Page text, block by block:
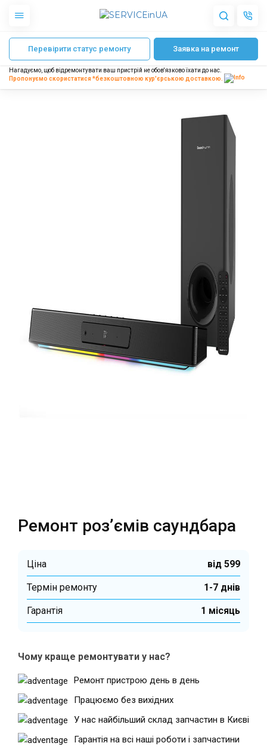
Apple
Гаджети
Акустика
Театральна
м. Київ, вул. Хрещатик 44-A м. Київ, вул. Анни Ахматової, 30
Оболонь
м. Київ, ТЦ LAKE PLAZA, вул. Героїв
Палац "Україна"
м. Київ, вул. Казимира Малевича,
87
Перевірити статус ремонту Заявка на ремонт
Нагадуємо, щоб відремонтувати ваш пристрій не обов'язково їхати до нас.
Пропонуємо скористатися *безкоштовною кур'єрською доставкою.
Головна Ремонт саундбарів Ремонт саундбара JBL Ремонт
Ремонт роз’ємів саундбара
Ціна від 599
Термін ремонту 1-7 днів
Гарантiя 1 місяць
Чому краще ремонтувати у нас?
Ремонт пристрою день в день
Працюємо без вихідних
У нас найбільший склад запчастин в Києві
Гарантія на всі наші роботи і запчастини